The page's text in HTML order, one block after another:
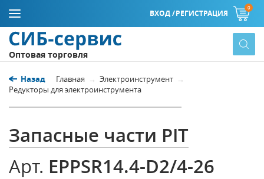
ВХОД /РЕГИСТРАЦИЯ
0
Оптовая торговля
Назад Главная
Электроинструмент
Редукторы для электроинструмента
Запасные части PIT
Арт. ЕРPSR14.4-D2/4-26